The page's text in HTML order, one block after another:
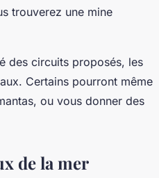
trouverez une mine
des circuits proposés, les
Certains pourront même
ou vous donner des
de la mer